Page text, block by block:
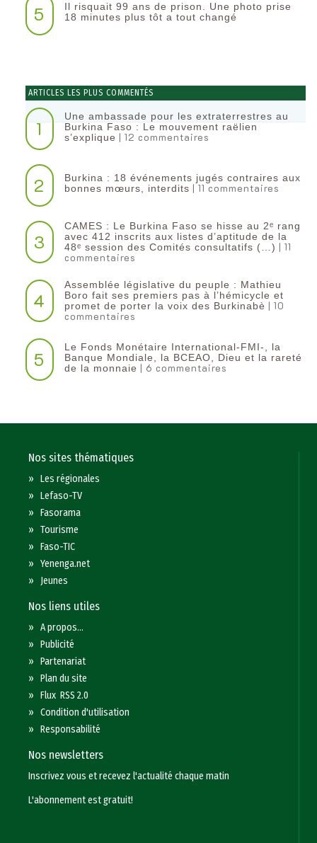
5
Il risquait 99 ans de prison. Une photo prise
18 minutes plus tôt a tout changé
ARTICLES LES PLUS COMMENTÉS
1
Une ambassade pour les extraterrestres au
Burkina Faso : Le mouvement raëlien
s’explique | 12 commentaires
2
Burkina : 18 événements jugés contraires aux
bonnes mœurs, interdits | 11 commentaires
3
CAMES : Le Burkina Faso se hisse au 2ᵉ rang
avec 412 inscrits aux listes d’aptitude de la
48ᵉ session des Comités consultatifs (…) | 11
commentaires
4
Assemblée législative du peuple : Mathieu
Boro fait ses premiers pas à l’hémicycle et
promet de porter la voix des Burkinabè | 10
commentaires
5
Le Fonds Monétaire International-FMI-, la
Banque Mondiale, la BCEAO, Dieu et la rareté
de la monnaie | 6 commentaires
Nos sites thématiques
»Les régionales
»Lefaso-TV
»Fasorama
»Tourisme
»Faso-TIC
»Yenenga.net
» Jeunes
Nos liens utiles
»A propos...
»Publicité
»Partenariat
»Plan du site
»Flux RSS 2.0
»Condition d'utilisation
»Responsabilité
Nos newsletters
Inscrivez vous et recevez l'actualité chaque matin
L'abonnement est gratuit!